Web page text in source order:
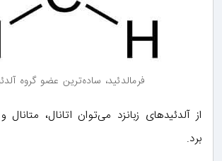
فرمالدئید، ساده‌ترین عضو گروه
از آلدئیدهای زبانزد می‌توان اتانال، متانال
برد.